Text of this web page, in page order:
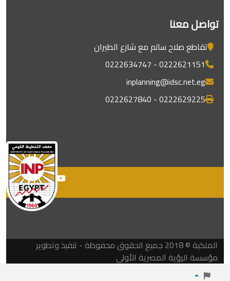
تواصل معنا
تقاطع صلاح سالم مع شارع الطيران
0222621151 - 0222634747
inplanning@idsc.net.eg
0222629225 - 0222627840
الملكية © 2018 جميع الحقوق محفوظة - تنفيذ وتطوير
مؤسسة الرؤية المصرية الأولي